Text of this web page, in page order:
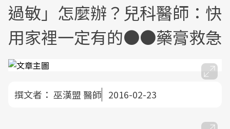
過敏」怎麼辦？兒科醫師：快
用家裡一定有的●●藥膏救急
撰文者： 巫漢盟 醫師 2016-02-23